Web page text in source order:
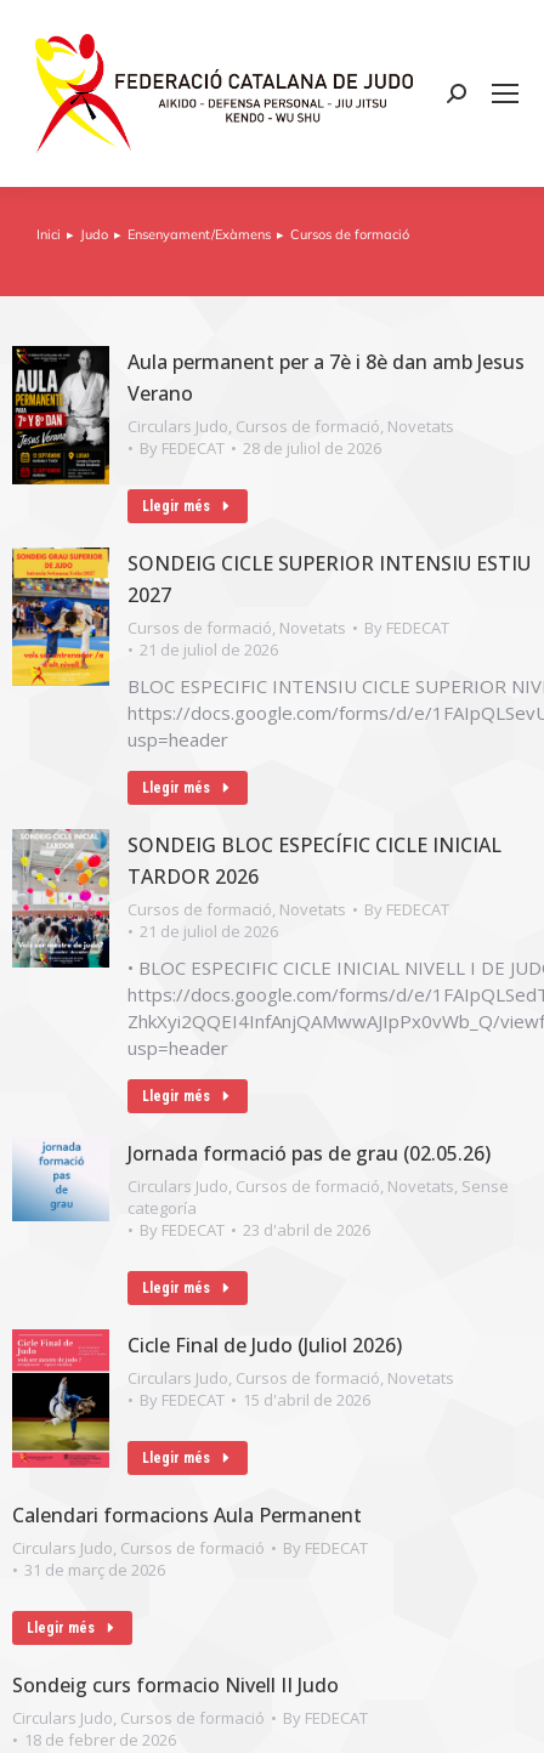
You are here:
Inici Judo Ensenyament/Exàmens Cursos de formació
Aula permanent per a 7è i 8è dan amb Jesus
Verano
Circulars Judo, Cursos de formació, Novetats
By FEDECAT 28 de juliol de 2026
Llegir més
SONDEIG CICLE SUPERIOR INTENSIU ESTIU
2027
Cursos de formació, Novetats By FEDECAT
21 de juliol de 2026
BLOC ESPECIFIC INTENSIU CICLE SUPERIOR
https://docs.google.com/forms/d/e/
usp=header
Llegir més
SONDEIG BLOC ESPECÍFIC CICLE INICIAL
TARDOR 2026
Cursos de formació, Novetats By FEDECAT
21 de juliol de 2026
• BLOC ESPECIFIC CICLE INICIAL NIVELL I DE
https://docs.google.com/forms/d/e/
ZhkXyi2QQEI4InfAnjQAMwwAJIpPx0vWb_Q/
usp=header
Llegir més
Jornada formació pas de grau (02.05.26)
Circulars Judo, Cursos de formació, Novetats, Sense
categoría
By FEDECAT 23 d'abril de 2026
Llegir més
Cicle Final de Judo (Juliol 2026)
Circulars Judo, Cursos de formació, Novetats
By FEDECAT 15 d'abril de 2026
Llegir més
Calendari formacions Aula Permanent
Circulars Judo, Cursos de formació By FEDECAT
31 de març de 2026
Llegir més
Sondeig curs formacio Nivell II Judo
Circulars Judo, Cursos de formació By FEDECAT
18 de febrer de 2026